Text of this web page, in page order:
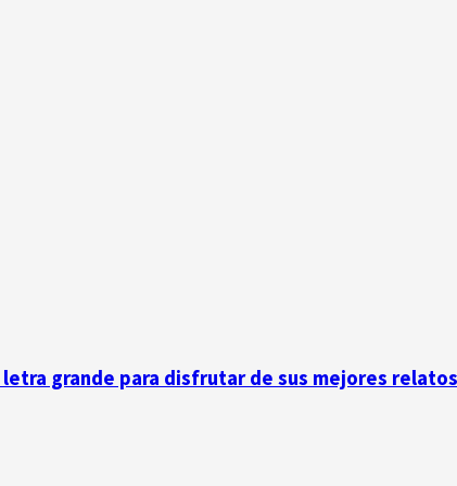
grande para disfrutar de sus mejores relatos